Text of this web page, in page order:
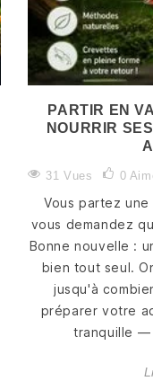
L'EAU OSMOSÉE
POUR CREVETTES
: POURQUOI ET
COMMENT
L'UTILISER
21 vues 0 Aimé
d'éleveurs jurent-ils
PARTIR EN
NOURRIR
31 Vues 0
Vous partez
vous demandez
Bonne nouvelle :
bien tout seul.
jusqu'à
préparer votre
tranquille —